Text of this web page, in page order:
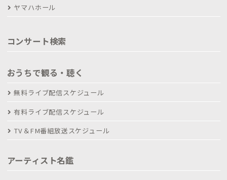
ヤマハホール
コンサート検索
おうちで観る・聴く
無料ライブ配信スケジュール
有料ライブ配信スケジュール
TV＆FM番組放送スケジュール
アーティスト名鑑